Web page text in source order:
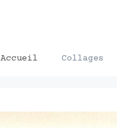
Accueil Collages